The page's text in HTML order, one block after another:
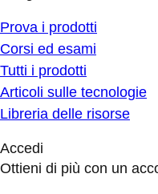
Prova i prodotti
Corsi ed esami
Tutti i prodotti
Articoli sulle tecnologie
Libreria delle risorse
Accedi
Ottieni di più con un